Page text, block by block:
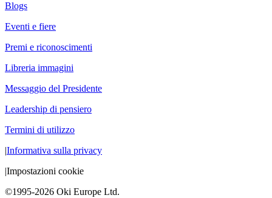
Blogs
Eventi e fiere
Premi e riconoscimenti
Libreria immagini
Messaggio del Presidente
Leadership di pensiero
Termini di utilizzo
|Informativa sulla privacy
|Impostazioni cookie
©1995-2026 Oki Europe Ltd.